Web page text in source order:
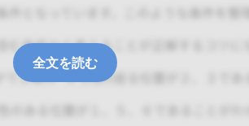
全文を読む